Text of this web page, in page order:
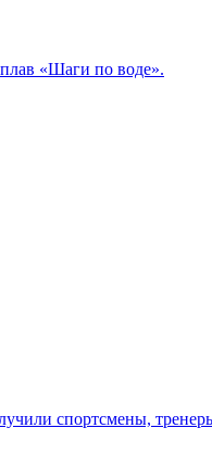
«Шаги по воде».
спортсмены,